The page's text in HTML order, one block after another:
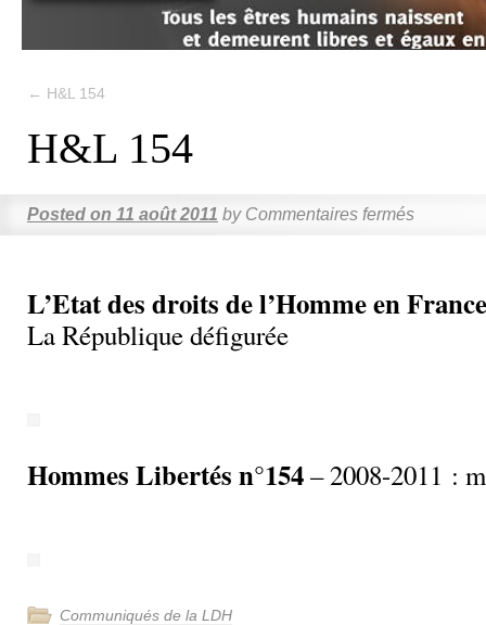
← H&L 154
H&L 154
Posted on 11 août 2011 by Commentaires fermés
L’Etat des droits de l’Homme en
La République défigurée
Hommes Libertés n°154– 2008-2011 :
Communiqués de la LDH